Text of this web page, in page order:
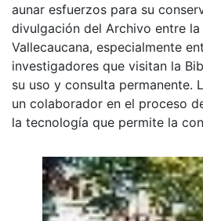
aunar esfuerzos para su
divulgación del Archivo entre
Vallecaucana, especialmente
investigadores que visitan la
su uso y consulta permanente.
un colaborador en el proceso
la tecnología que permite la